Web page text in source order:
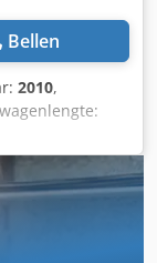
Bellen
2010,
1300 mm
elektrisch /